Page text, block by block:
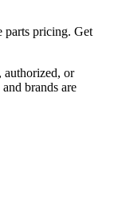
parts pricing. Get
or
brands are